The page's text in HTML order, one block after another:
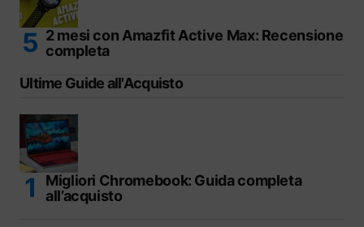
2 mesi con Amazfit Active Max: Recensione
completa
Ultime Guide all'Acquisto
Migliori Chromebook: Guida completa
all’acquisto